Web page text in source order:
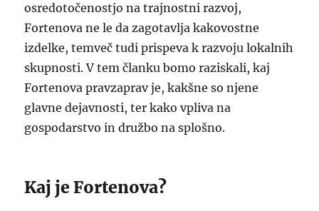
osredotočenostjo na trajnostni razvoj,
Fortenova ne le da zagotavlja kakovostne
izdelke, temveč tudi prispeva k razvoju lokalnih
skupnosti. V tem članku bomo raziskali, kaj
Fortenova pravzaprav je, kakšne so njene
glavne dejavnosti, ter kako vpliva na
gospodarstvo in družbo na splošno.
Kaj je Fortenova?